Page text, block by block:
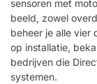
sensoren met
beeld, zowel
beheer je alle vier
op installatie,
bedrijven die
systemen.